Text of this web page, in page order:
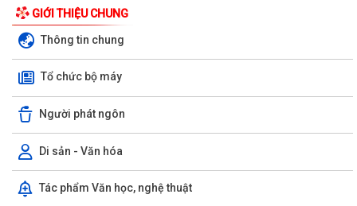
GIỚI THIỆU CHUNG
Thông tin chung
Tổ chức bộ máy
Người phát ngôn
Di sản - Văn hóa
Tác phẩm Văn học, nghệ thuật